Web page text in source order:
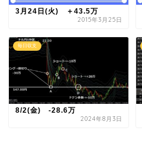
3月24日(火) ＋43.5万
2015年3月25日
毎日収支
8/2(金) -28.6万
2024年8月3日